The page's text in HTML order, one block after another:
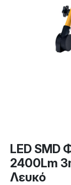
LED SMD
2400Lm
Λευκό